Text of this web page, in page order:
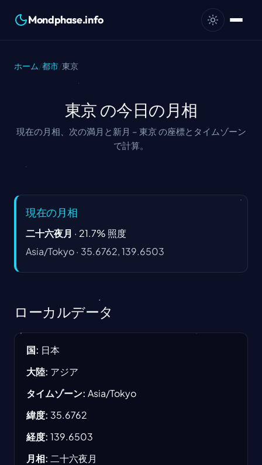
Mondphase.info
ホーム 都市 東京
東京 の今日の月相
現在の月相、次の満月と新月 – 東京 の座標とタイムゾーン
で計算。
現在の月相
二十六夜月 · 21.7% 照度
Asia/Tokyo· 35.6762, 139.6503
ローカルデータ
国: 日本
大陸: アジア
タイムゾーン: Asia/Tokyo
緯度: 35.6762
経度: 139.6503
月相: 二十六夜月